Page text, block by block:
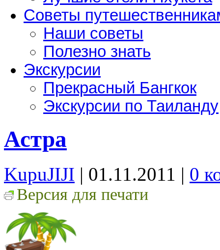
Советы
Наши советы
Полезно знать
Экскурсии
Прекрасный Бангкок
Экскурсии по Таиланду
Астра
KupuJIJI | 01.11.2011 | 0
Версия для печати